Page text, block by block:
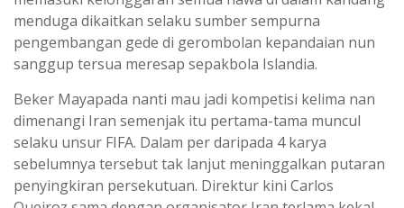
menduga dikaitkan selaku sumber sempurna
pengembangan gede di gerombolan kepandaian nun
sanggup tersua meresap sepakbola Islandia.
Beker Mayapada nanti mau jadi kompetisi kelima nan
dimenangi Iran semenjak itu pertama-tama muncul
selaku unsur FIFA. Dalam per daripada 4 karya
sebelumnya tersebut tak lanjut meninggalkan putaran
penyingkiran persekutuan. Direktur kini Carlos